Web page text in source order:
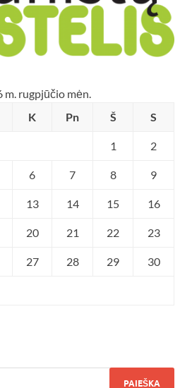
m. rugpjūčio mėn.
K Pn Š S
1 2
6 7 8 9
13 14 15 16
20 21 22 23
27 28 29 30